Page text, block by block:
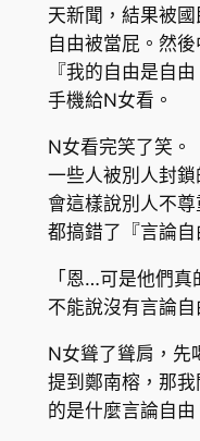
天新聞，結果被
自由被當屁。然
『我的自由是自
手機給N女看。
N女看完笑了笑。
一些人被別人封
會這樣說別人不
都搞錯了『言論自
「恩…可是他們
不能說沒有言論自
N女聳了聳肩，先
提到鄭南榕，那
的是什麼言論自由